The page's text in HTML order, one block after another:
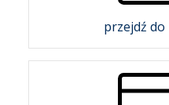
przejdź